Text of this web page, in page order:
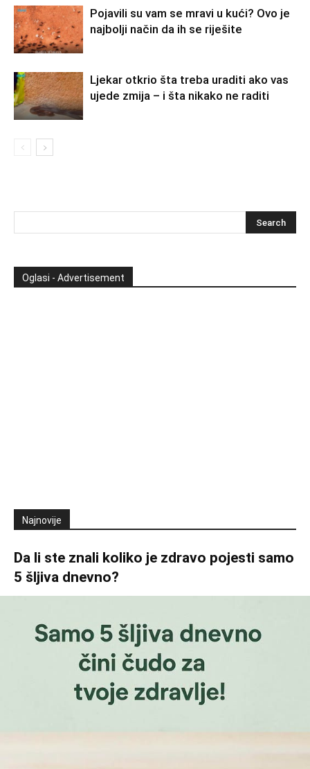
Pojavili su vam se mravi u kući? Ovo je
najbolji način da ih se riješite
Ljekar otkrio šta treba uraditi ako vas
ujede zmija – i šta nikako ne raditi
Oglasi - Advertisement
Najnovije
Da li ste znali koliko je zdravo pojesti samo
5 šljiva dnevno?